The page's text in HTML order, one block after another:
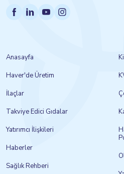
Anasayfa
Haver'de Üretim
İlaçlar
Takviye Edici Gıdalar
Yatırımcı İlişkileri
Haberler
Sağlık Rehberi